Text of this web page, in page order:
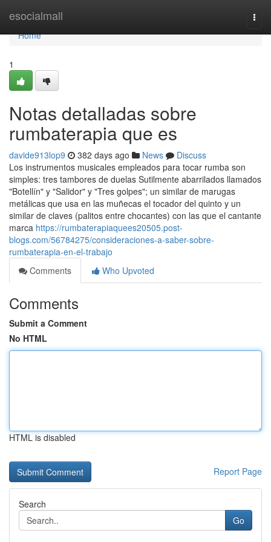
esocialmall
Home
Home
1
Notas detalladas sobre
rumbaterapia que es
davide913lop9 382 days ago News
Discuss
Los instrumentos musicales empleados para tocar rumba son
simples: tres tambores de duelas Sutilmente abarrilados llamados
"Botellín" y "Salidor" y "Tres golpes"; un similar de marugas
metálicas que usa en las muñecas el tocador del quinto y un
similar de claves (palitos entre chocantes) con las que el cantante
marca https://rumbaterapiaquees20505.post-
blogs.com/56784275/consideraciones-a-saber-sobre-
rumbaterapia-en-el-trabajo
Comments
Who Upvoted
Comments
Submit a Comment
No HTML
HTML is disabled
Report Page
Search
Go